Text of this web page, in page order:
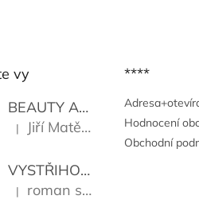
vy
BEAUTY AND THE BEAT
Go
Hodnocení produktu je 5 z 5 hvězdiček.
| Jiří Matějů
VYSTŘIHOVÁNKY - PRAŽSKÉ PAMÁTKY
Hodnocení produktu je 5 z 5 hvězdiček.
| roman sekanina
****
Hodnocení
Obchodní